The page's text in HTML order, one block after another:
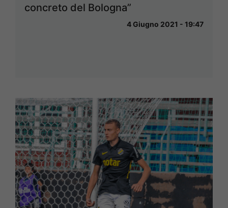
concreto del Bologna”
4 Giugno 2021 - 19:47